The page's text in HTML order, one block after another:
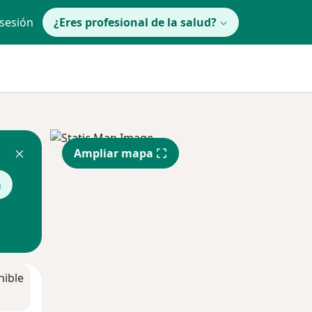
¿Eres profesional de la salud?
Ampliar mapa